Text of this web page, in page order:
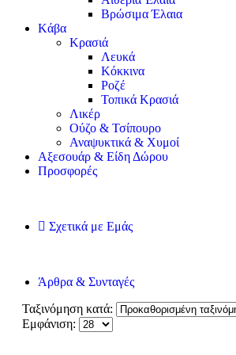
Βρώσιμα Έλαια
Kάβα
Κρασιά
Λευκά
Κόκκινα
Ροζέ
Τοπικά Κρασιά
Λικέρ
Ούζο & Τσίπουρο
Αναψυκτικά & Χυμοί
Αξεσουάρ & Είδη Δώρου
Προσφορές
Σχετικά με Εμάς
Άρθρα & Συνταγές
Ταξινόμηση κατά:
Εμφάνιση: